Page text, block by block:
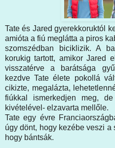
Tate és Jared gyerekkoruktól
amióta a fiú meglátta a piros
szomszédban biciklizik. A
korukig tartott, amikor Jared
visszatérve a barátsága
kezdve Tate élete pokollá
cikizte, megalázta,
fiúkkal ismerkedjen meg,
kivételével- elzavarta mellőle.
Tate egy évre
úgy dönt, hogy kezébe veszi a
hogy bántsák.